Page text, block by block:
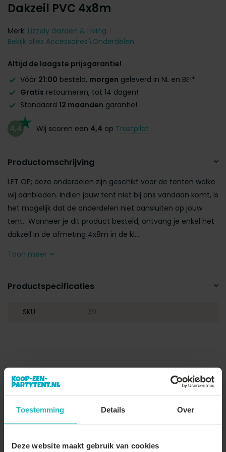
Toestemming Details Over
Deze website maakt gebruik van cookies
Dakzeil PVC 4x8m
Merk: Lizzely Garden & Living
Bekijk alles Accessoires\Onderdelen
Altijd de laagste prijsgarantie!
Vóór 21:00 besteld, morgen geleverd in NL en BE!*
Gratis retourneren, tot 14 dagen!
Standaard 12 maanden garantie!
4,4 Wij scoren een 4,4 op Trustpilot
Productomschrijving
LET OP; deze onderdelen zijn geschikt voor de tenten welke
wij aanbieden. Indien jouw tent niet bij ons vandaan komt, is
het mogelijk dat de onderdelen niet aansluiten op jouw
tent. Wanneer je dit product besteld, ontvang je enkel het
dakzeil in de afmeting 4x8m in de kl...
Toon meer
Productspecificaties
SKU 39